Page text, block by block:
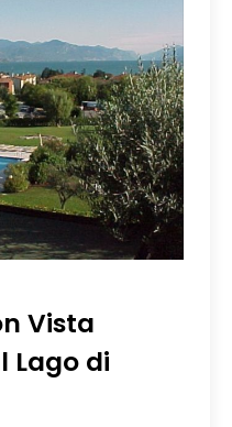
Vista
Lago di